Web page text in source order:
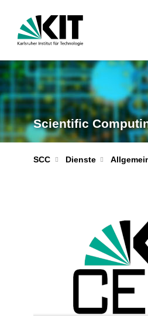
Scientific
SCC Dienste